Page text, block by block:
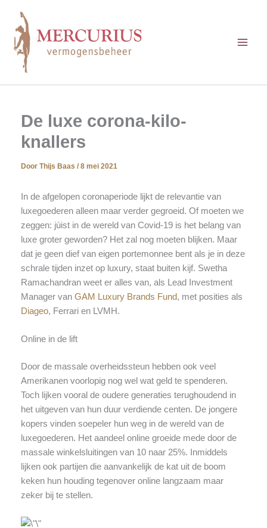
inhoud
De luxe corona-kilo-
knallers
Door Thijs Baas / 8 mei 2021
In de afgelopen coronaperiode lijkt de relevantie van
luxegoederen alleen maar verder gegroeid. Of moeten we
zeggen: júist in de wereld van Covid-19 is het belang van
luxe groter geworden? Het zal nog moeten blijken. Maar
dat je geen dief van eigen portemonnee bent als je in deze
schrale tijden inzet op luxury, staat buiten kijf. Swetha
Ramachandran weet er alles van, als Lead Investment
Manager van GAM Luxury Brands Fund, met posities als
Diageo, Ferrari en LVMH.
Online in de lift
Door de massale overheidssteun hebben ook veel
Amerikanen voorlopig nog wel wat geld te spenderen.
Toch lijken vooral de oudere generaties terughoudend in
het uitgeven van hun duur verdiende centen. De jongere
kopers vinden soepeler hun weg in de wereld van de
luxegoederen. Het aandeel online groeide mede door de
massale winkelsluitingen van 10 naar 25%. Inmiddels
lijken ook partijen die aanvankelijk de kat uit de boom
keken hun houding tegenover online langzaam maar
zeker bij te stellen.